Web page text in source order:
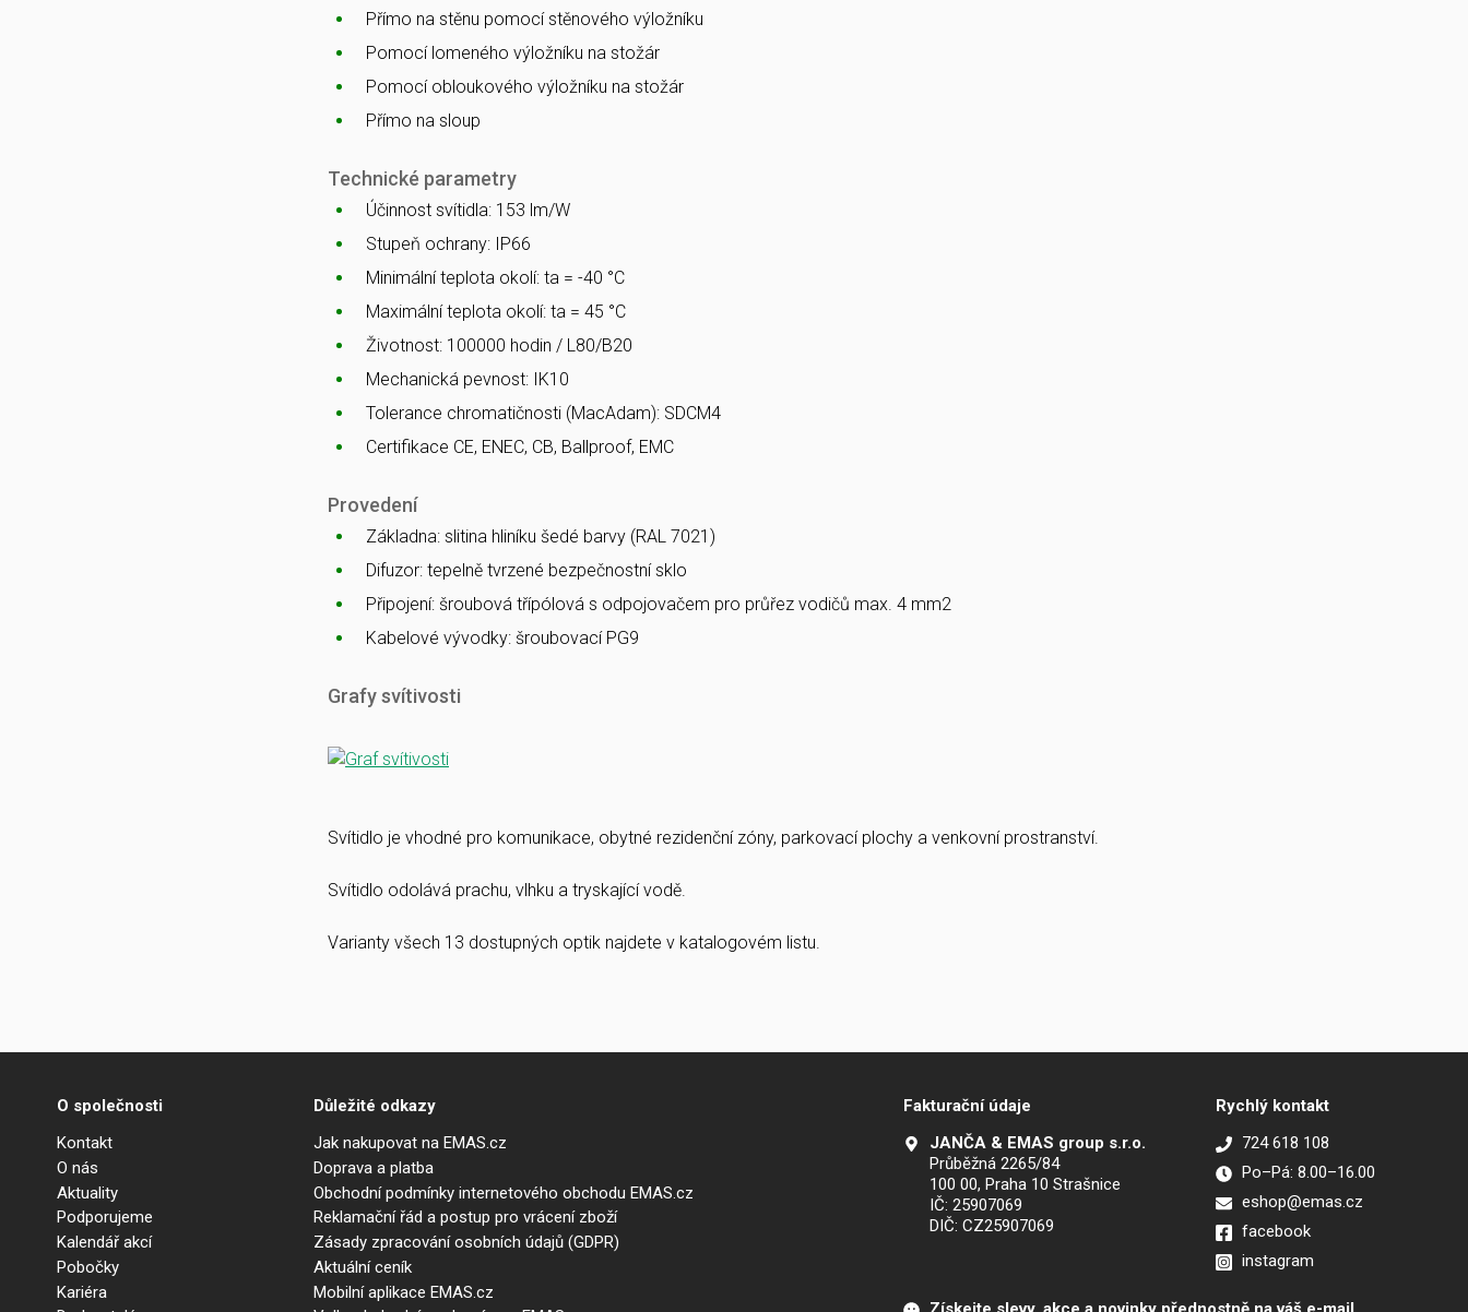
Přímo na stěnu pomocí stěnového výložníku
Pomocí lomeného výložníku na stožár
Pomocí obloukového výložníku na stožár
Přímo na sloup
Technické parametry
Účinnost svítidla: 153 lm/W
Stupeň ochrany: IP66
Minimální teplota okolí: ta = -40 °C
Maximální teplota okolí: ta = 45 °C
Životnost: 100000 hodin / L80/B20
Mechanická pevnost: IK10
Tolerance chromatičnosti (MacAdam): SDCM4
Certifikace CE, ENEC, CB, Ballproof, EMC
Provedení
Základna: slitina hliníku šedé barvy (RAL 7021)
Difuzor: tepelně tvrzené bezpečnostní sklo
Připojení: šroubová třípólová s odpojovačem pro průřez vodičů max. 4 mm2
Kabelové vývodky: šroubovací PG9
Grafy svítivosti
Svítidlo je vhodné pro komunikace, obytné rezidenční zóny, parkovací plochy a venkovní prostranství.
Svítidlo odolává prachu, vlhku a tryskající vodě.
Varianty všech 13 dostupných optik najdete v katalogovém listu.
O společnosti
Kontakt
O nás
Aktuality
Podporujeme
Kalendář akcí
Pobočky
Kariéra
Důležité odkazy
Jak nakupovat na EMAS.cz
Doprava a platba
Obchodní podmínky internetového obchodu EMAS.cz
Reklamační řád a postup pro vrácení zboží
Zásady zpracování osobních údajů (GDPR)
Aktuální ceník
Mobilní aplikace EMAS.cz
Fakturační údaje
JANČA & EMAS group s.r.o.
Průběžná 2265/84
100 00, Praha 10 Strašnice
IČ: 25907069
DIČ: CZ25907069
Rychlý kontakt
724 618 108
Po–Pá: 8.00–16.00
eshop@emas.cz
facebook
instagram